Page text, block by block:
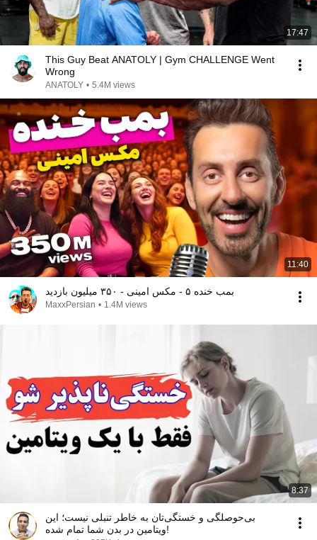
17:47
This Guy Beat ANATOLY | Gym CHALLENGE Went
Wrong
ANATOLY • 5.4M views
11:40
بمب خنده‌ ۵ - مکس امینی - ۳۵۰ میلیون بازدید
MaxxPersian • 1.4M views
8:37
بی‌حوصلگی و خستگی‌تان به خاطر تنبلی نیست؛ این
ویتامین در بدن شما تمام شده!